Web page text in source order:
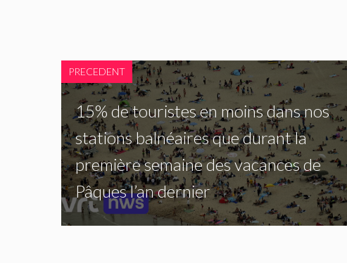
PRECEDENT
15% de touristes en moins dans nos
stations balnéaires que durant la
première semaine des vacances de
Pâques l’an dernier